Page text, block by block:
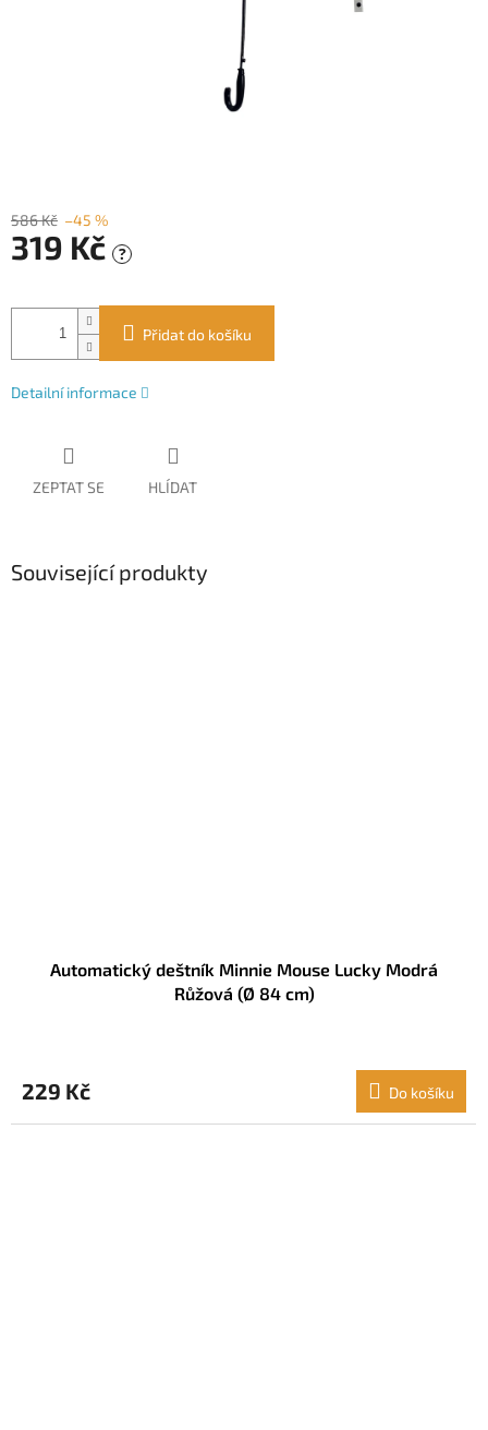
586 Kč –45 %
319 Kč ?
cena:
Přidat do košíku
Detailní informace
ZEPTAT SE HLÍDAT
Související produkty
Automatický deštník Minnie Mouse Lucky Modrá
Růžová (Ø 84 cm)
229 Kč Do košíku